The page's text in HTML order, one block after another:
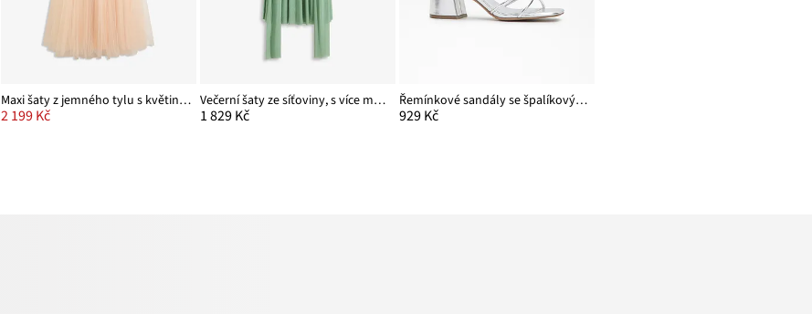
Maxi šaty z jemného tylu s květinovou aplikací
2 199 Kč
Večerní šaty ze síťoviny, s více možnostmi nošení
1 829 Kč
Řemínkové sandály se špalíkovým podpatkem
929 Kč